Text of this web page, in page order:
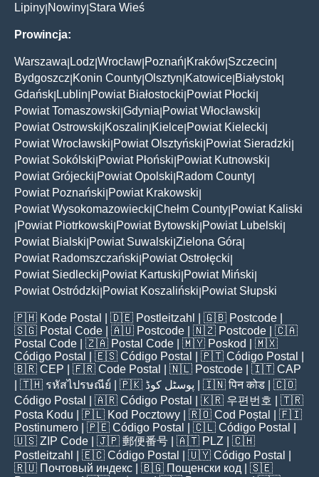
Lipiny Nowiny Stara Wieś
Prowincja:
Warszawa Lodz Wrocław Poznań Kraków Szczecin
Bydgoszcz Konin County Olsztyn Katowice Białystok
Gdańsk Lublin Powiat Białostocki Powiat Płocki
Powiat Tomaszowski Gdynia Powiat Włocławski
Powiat Ostrowski Koszalin Kielce Powiat Kielecki
Powiat Wrocławski Powiat Olsztyński Powiat Sieradzki
Powiat Sokólski Powiat Płoński Powiat Kutnowski
Powiat Grójecki Powiat Opolski Radom County
Powiat Poznański Powiat Krakowski
Powiat Wysokomazowiecki Chełm County Powiat Kaliski
Powiat Piotrkowski Powiat Bytowski Powiat Lubelski
Powiat Bialski Powiat Suwalski Zielona Góra
Powiat Radomszczański Powiat Ostrołęcki
Powiat Siedlecki Powiat Kartuski Powiat Miński
Powiat Ostródzki Powiat Koszaliński Powiat Słupski
🇵🇭 Kode Postal | 🇩🇪 Postleitzahl | 🇬🇧 Postcode
🇸🇬 Postal Code | 🇦🇺 Postcode | 🇳🇿 Postcode | 🇨🇦
Postal Code | 🇿🇦 Postal Code | 🇲🇾 Poskod
| 🇲🇽
Código Postal
| 🇪🇸 Código Postal | 🇵🇹 Código Postal
🇧🇷 CEP | 🇫🇷 Code Postal | 🇳🇱 Postcode | 🇮🇹 CAP
| 🇹🇭 รหัสไปรษณีย์ | 🇵🇰 پوسٹل کوڈ | 🇮🇳पिन कोड | 🇨🇴
Código Postal
| 🇦🇷 Código Postal | 🇰🇷 우편번호
| 🇹🇷
Posta Kodu | 🇵🇱 Kod Pocztowy | 🇷🇴 Cod Poștal
| 🇫🇮
Postinumero | 🇵🇪 Código Postal | 🇨🇱 Código Postal
🇺🇸 ZIP Code | 🇯🇵 郵便番号 | 🇦🇹 PLZ | 🇨🇭
Postleitzahl
| 🇪🇨 Código Postal | 🇺🇾 Código Postal
🇷🇺 Почтовый индекс | 🇧🇬 Пощенски код | 🇸🇪